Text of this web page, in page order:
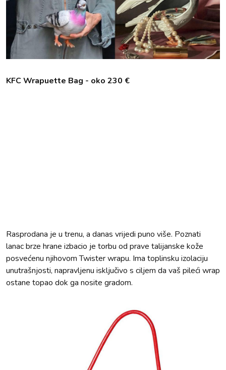
KFC Wrapuette Bag - oko 230 €
Rasprodana je u trenu, a danas vrijedi puno više. Poznati
lanac brze hrane izbacio je torbu od prave talijanske kože
posvećenu njihovom Twister wrapu. Ima toplinsku izolaciju
unutrašnjosti, napravljenu isključivo s ciljem da vaš pileći wrap
ostane topao dok ga nosite gradom.